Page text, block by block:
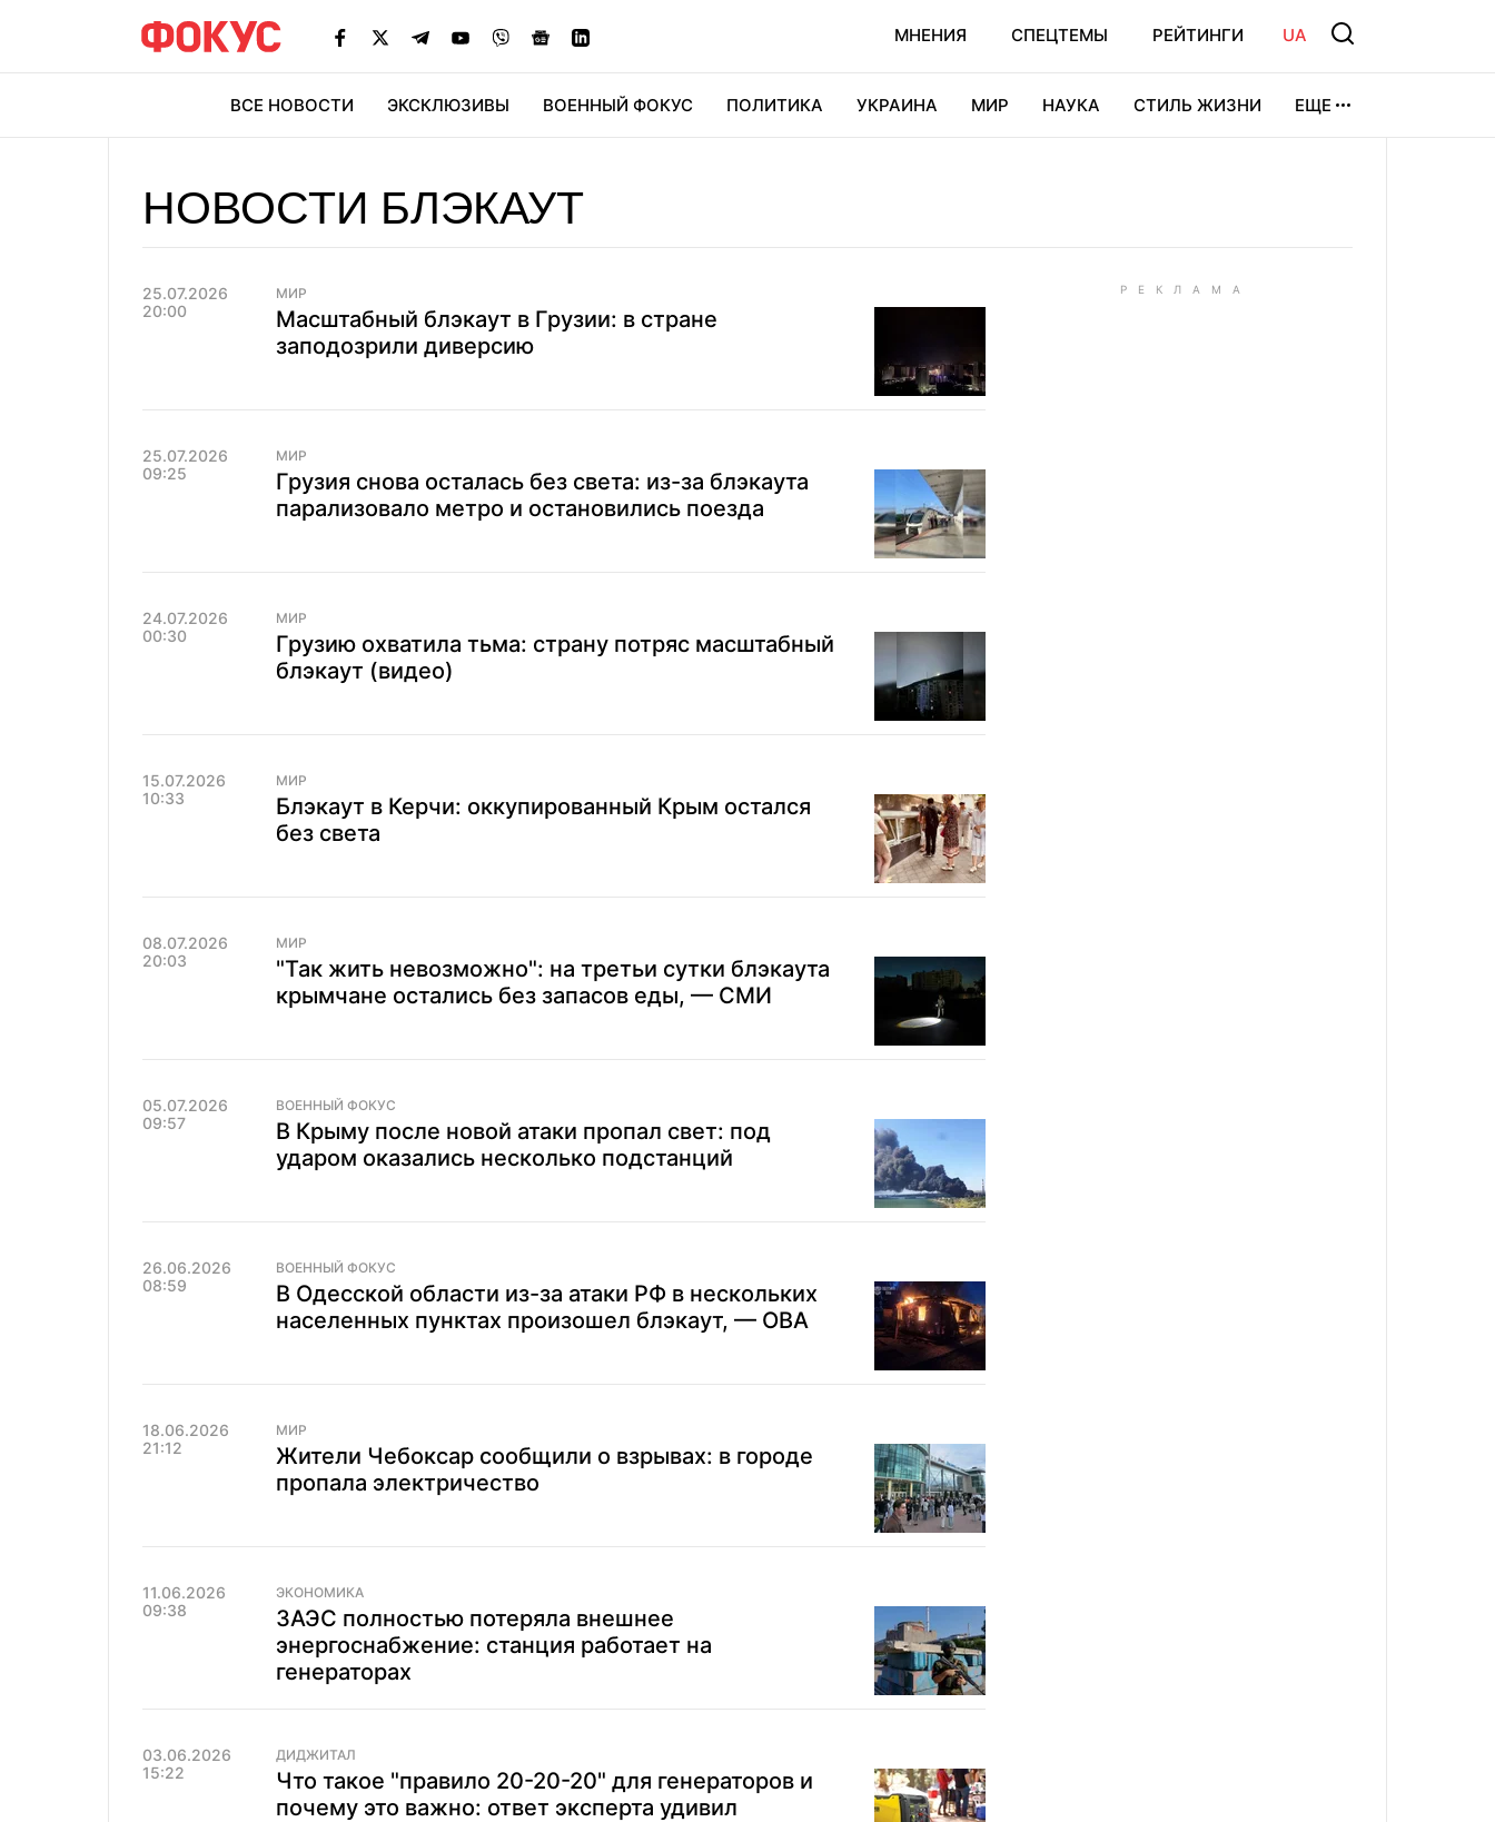
МНЕНИЯ СПЕЦТЕМЫ РЕЙТИНГИ UA
ВСЕ НОВОСТИ ЭКСКЛЮЗИВЫ ВОЕННЫЙ ФОКУС ПОЛИТИКА УКРАИНА МИР НАУКА СТИЛЬ ЖИЗНИ ЕЩЕ
НОВОСТИ БЛЭКАУТ
25.07.2026
20:00
МИР
Масштабный блэкаут в Грузии: в стране
заподозрили диверсию
25.07.2026
09:25
МИР
Грузия снова осталась без света: из-за блэкаута
парализовало метро и остановились поезда
24.07.2026
00:30
МИР
Грузию охватила тьма: страну потряс масштабный
блэкаут (видео)
15.07.2026
10:33
МИР
Блэкаут в Керчи: оккупированный Крым остался
без света
08.07.2026
20:03
МИР
"Так жить невозможно": на третьи сутки блэкаута
крымчане остались без запасов еды, — СМИ
05.07.2026
09:57
ВОЕННЫЙ ФОКУС
В Крыму после новой атаки пропал свет: под
ударом оказались несколько подстанций
26.06.2026
08:59
ВОЕННЫЙ ФОКУС
В Одесской области из-за атаки РФ в нескольких
населенных пунктах произошел блэкаут, — ОВА
18.06.2026
21:12
МИР
Жители Чебоксар сообщили о взрывах: в городе
пропала электричество
11.06.2026
09:38
ЭКОНОМИКА
ЗАЭС полностью потеряла внешнее
энергоснабжение: станция работает на
генераторах
03.06.2026
15:22
ДИДЖИТАЛ
Что такое "правило 20-20-20" для генераторов и
почему это важно: ответ эксперта удивил